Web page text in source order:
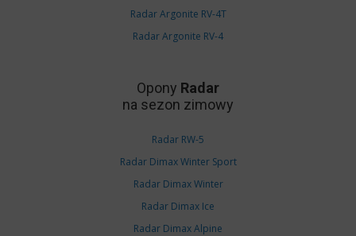
Radar Argonite RV-4T
Radar Argonite RV-4
Opony Radar
na sezon zimowy
Radar RW-5
Radar Dimax Winter Sport
Radar Dimax Winter
Radar Dimax Ice
Radar Dimax Alpine